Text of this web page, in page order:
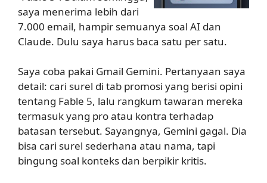
saya menerima lebih dari
7.000 email, hampir semuanya soal AI dan
Claude. Dulu saya harus baca satu per satu.
Saya coba pakai Gmail Gemini. Pertanyaan saya
detail: cari surel di tab promosi yang berisi opini
tentang Fable 5, lalu rangkum tawaran mereka
termasuk yang pro atau kontra terhadap
batasan tersebut. Sayangnya, Gemini gagal. Dia
bisa cari surel sederhana atau nama, tapi
bingung soal konteks dan berpikir kritis.